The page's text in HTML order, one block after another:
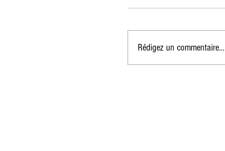
Rédigez un commentaire...